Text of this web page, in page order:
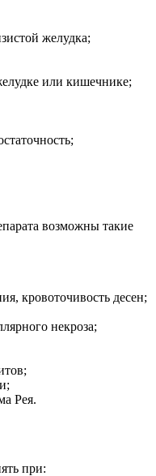
желудка;
или кишечнике;
возможны такие
кровоточивость десен;
некроза;
Рея.
при: